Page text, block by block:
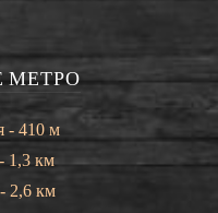
МЕТРО
- 410 м
1,3 км
2,6 км